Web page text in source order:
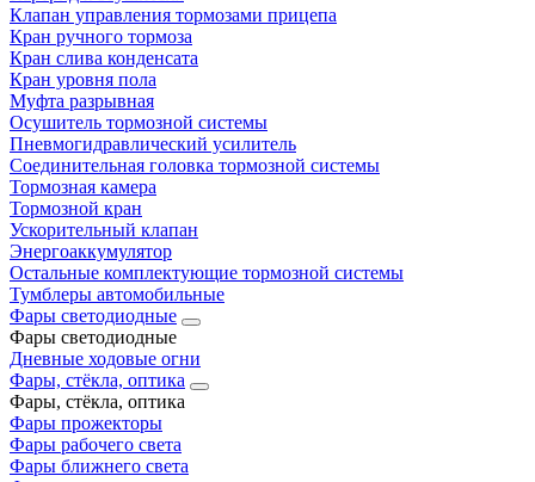
Клапан управления тормозами прицепа
Кран ручного тормоза
Кран слива конденсата
Кран уровня пола
Муфта разрывная
Осушитель тормозной системы
Пневмогидравлический усилитель
Соединительная головка тормозной системы
Тормозная камера
Тормозной кран
Ускорительный клапан
Энергоаккумулятор
Остальные комплектующие тормозной системы
Тумблеры автомобильные
Фары светодиодные
Фары светодиодные
Дневные ходовые огни
Фары, стёкла, оптика
Фары, стёкла, оптика
Фары прожекторы
Фары рабочего света
Фары ближнего света